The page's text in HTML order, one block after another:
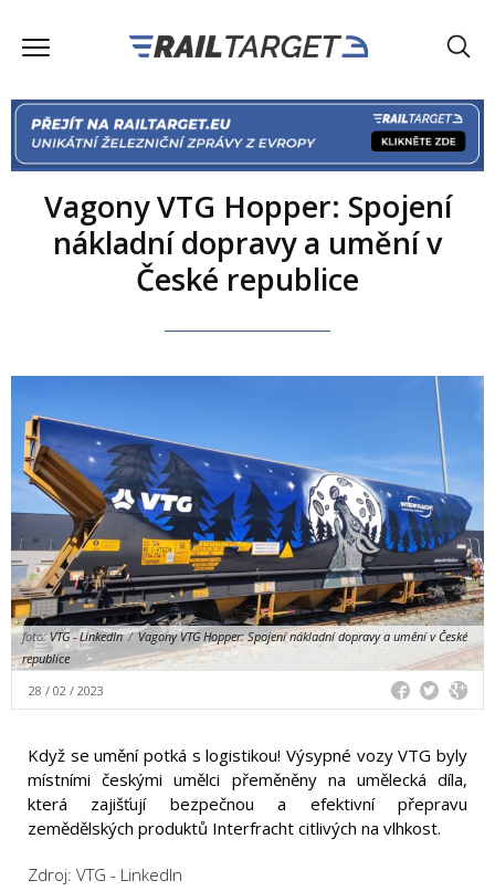
Vagony VTG Hopper: Spojení
nákladní dopravy a umění v
České republice
foto:VTG - LinkedIn / Vagony VTG Hopper: Spojení nákladní dopravy a umění v České
republice
28 / 02 / 2023
Když se umění potká s logistikou! Výsypné vozy VTG byly
místními českými umělci přeměněny na umělecká díla,
která zajišťují bezpečnou a efektivní přepravu
zemědělských produktů Interfracht citlivých na vlhkost.
Zdroj: VTG - LinkedIn